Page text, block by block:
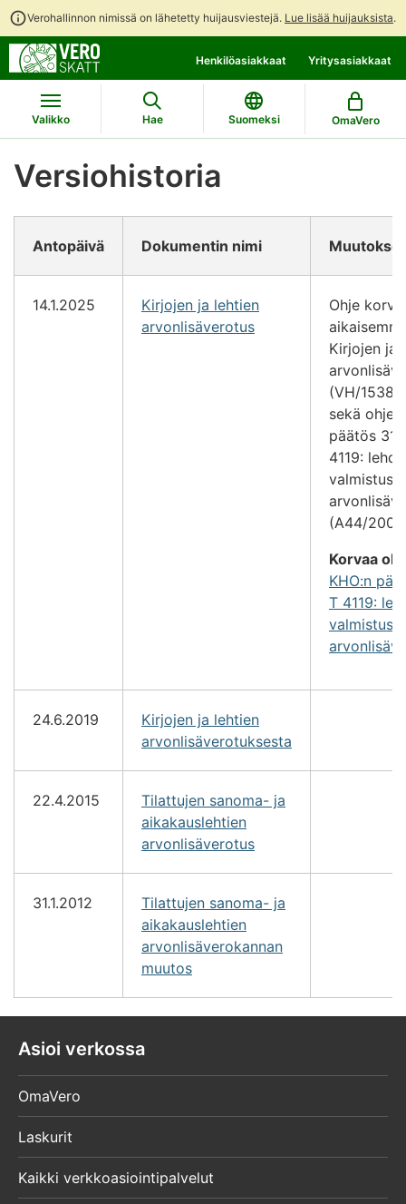
Verohallinnon nimissä on lähetetty huijausviestejä. Lue lisää huijauksista.
suoraan
sisältöön
koko
sivuston
hakuun
Henkilöasiakkaat Yritysasiakkaat
Valikko Hae Suomeksi OmaVero
Versiohistoria
Antopäivä Dokumentin nimi Muutokset
14.1.2025
Kirjojen ja lehtien
arvonlisäverotus
Ohje
Kirjojen ja
(VH/1538/
sekä
päätös
4119:
(A44/200/
Korvaa
KHO:n
T 4119:
24.6.2019
Kirjojen ja lehtien
arvonlisäverotuksesta
22.4.2015
Tilattujen sanoma- ja
aikakauslehtien
arvonlisäverotus
31.1.2012
Tilattujen sanoma- ja
aikakauslehtien
arvonlisäverokannan
muutos
Asioi verkossa
OmaVero
Laskurit
Kaikki verkkoasiointipalvelut